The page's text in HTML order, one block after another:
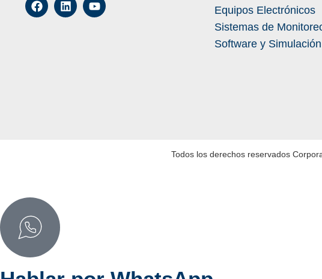
Equipos Electrónicos
Sistemas de
Software y Simulación
Todos los derechos reservados